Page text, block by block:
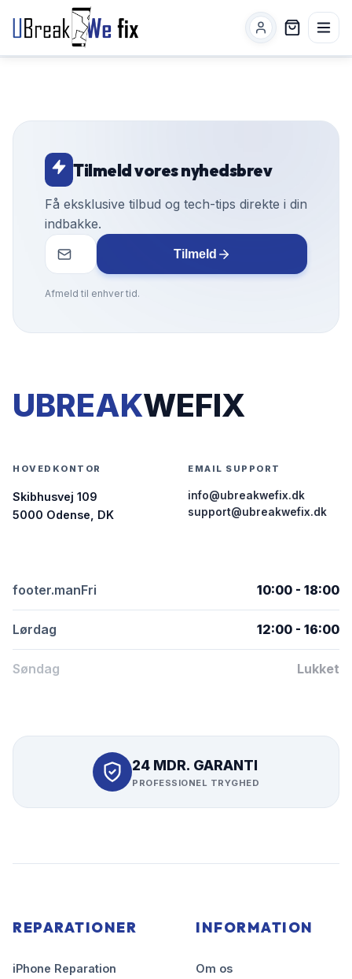
Tilmeld vores nyhedsbrev
Få eksklusive tilbud og tech-tips direkte i din
indbakke.
Tilmeld
Afmeld til enhver tid.
UBREAKWEFIX
HOVEDKONTOR
Skibhusvej 109
5000 Odense, DK
EMAIL SUPPORT
info@ubreakwefix.dk
support@ubreakwefix.dk
footer.manFri 10:00 - 18:00
Lørdag 12:00 - 16:00
Søndag Lukket
24 MDR. GARANTI
PROFESSIONEL TRYGHED
REPARATIONER
iPhone Reparation
INFORMATION
Om os